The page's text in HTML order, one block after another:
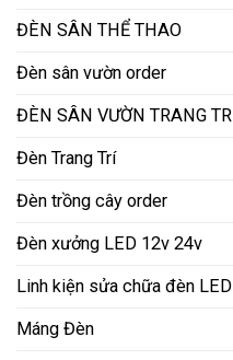
ĐÈN SÂN THỂ THAO
Đèn sân vườn order
ĐÈN SÂN VƯỜN TRANG TRÍ
Đèn Trang Trí
Đèn trồng cây order
Đèn xưởng LED 12v 24v
Linh kiện sửa chữa đèn LED
Máng Đèn